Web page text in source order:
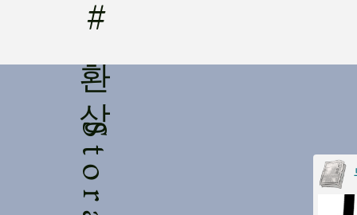
#
환상Storage